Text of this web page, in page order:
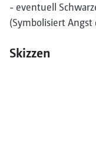
- eventuell
(Symbolisiert
Skizzen